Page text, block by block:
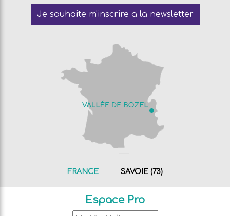
Je souhaite m'inscrire a la newsletter
FRANCE SAVOIE (73)
Espace Pro